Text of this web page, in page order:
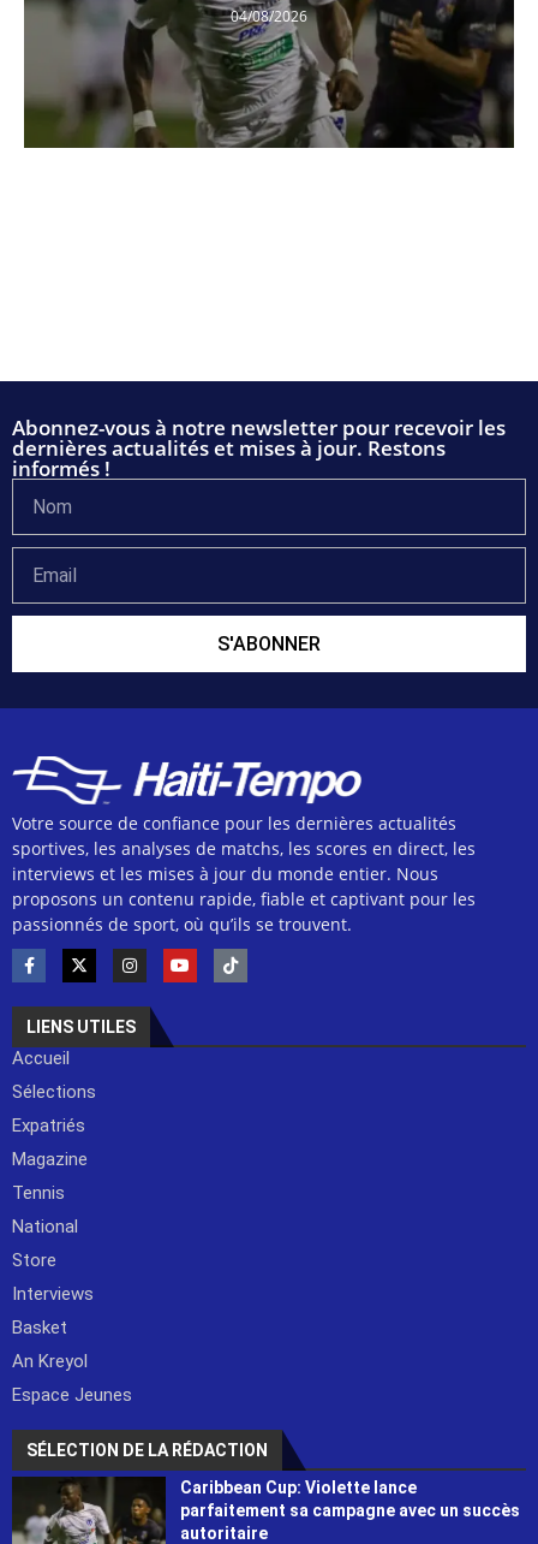
04/08/2026
Abonnez-vous à notre newsletter pour recevoir les
dernières actualités et mises à jour. Restons
informés !
S'ABONNER
Votre source de confiance pour les dernières actualités
sportives, les analyses de matchs, les scores en direct, les
interviews et les mises à jour du monde entier. Nous
proposons un contenu rapide, fiable et captivant pour les
passionnés de sport, où qu’ils se trouvent.
LIENS UTILES
Accueil
Sélections
Expatriés
Magazine
Tennis
National
Store
Interviews
Basket
An Kreyol
Espace Jeunes
SÉLECTION DE LA RÉDACTION
Caribbean Cup: Violette lance
parfaitement sa campagne avec un succès
autoritaire